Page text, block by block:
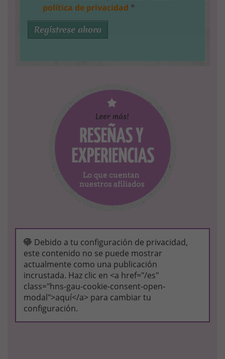
política de privacidad *
Regístrese ahora
Debido a tu configuración de privacidad,
este contenido no se puede mostrar
actualmente como una publicación
incrustada. Haz clic en <a href="/es"
class="hns-gau-cookie-consent-open-
modal">aquí</a> para cambiar tu
configuración.